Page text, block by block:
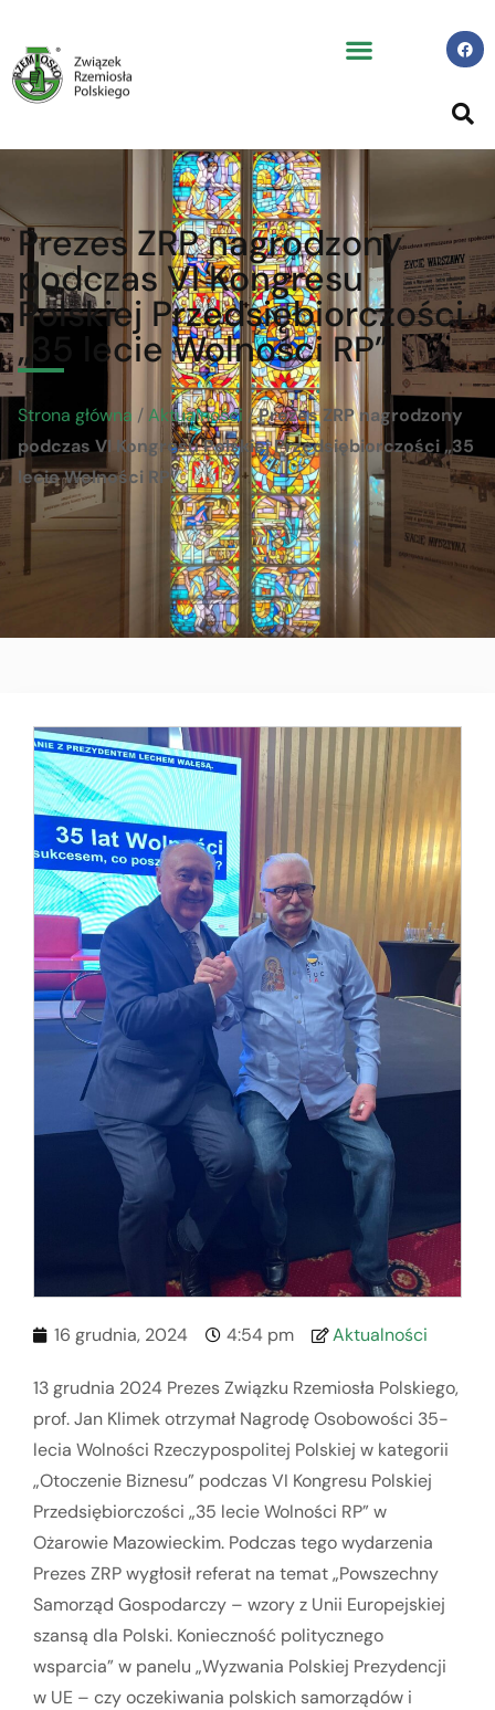
Prezes ZRP nagrodzony
podczas VI Kongresu
Polskiej Przedsiębiorczości
„35 lecie Wolności RP”
Strona główna /Aktualności /Prezes ZRP nagrodzony
podczas VI Kongresu Polskiej Przedsiębiorczości „35
lecie Wolności RP”
16 grudnia, 2024 4:54 pm Aktualności
13 grudnia 2024 Prezes Związku Rzemiosła Polskiego,
prof. Jan Klimek otrzymał Nagrodę Osobowości 35-
lecia Wolności Rzeczypospolitej Polskiej w kategorii
„Otoczenie Biznesu” podczas VI Kongresu Polskiej
Przedsiębiorczości „35 lecie Wolności RP” w
Ożarowie Mazowieckim. Podczas tego wydarzenia
Prezes ZRP wygłosił referat na temat „Powszechny
Samorząd Gospodarczy – wzory z Unii Europejskiej
szansą dla Polski. Konieczność politycznego
wsparcia” w panelu „Wyzwania Polskiej Prezydencji
w UE – czy oczekiwania polskich samorządów i